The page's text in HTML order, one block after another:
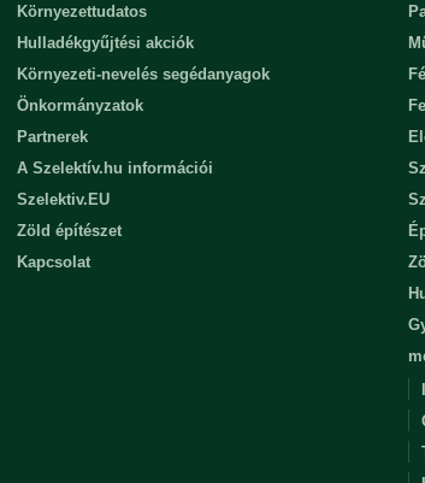
Környezettudatos
Hulladékgyűjtési akciók
Környezeti-nevelés segédanyagok
Önkormányzatok
Partnerek
A Szelektív.hu információi
Szelektiv.EU
Zöld építészet
Kapcsolat